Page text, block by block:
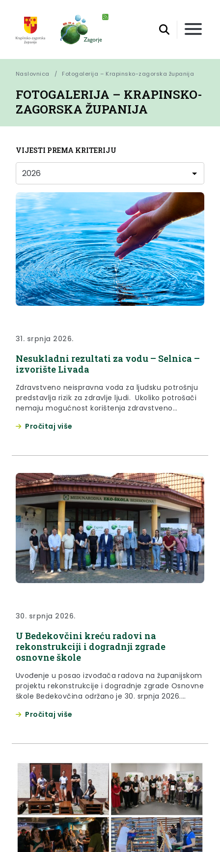
Naslovnica Fotogalerija – Krapinsko-zagorska županija
FOTOGALERIJA – KRAPINSKO-
ZAGORSKA ŽUPANIJA
VIJESTI PREMA KRITERIJU
31. srpnja 2026.
Nesukladni rezultati za vodu – Selnica –
izvorište Livada
Zdravstveno neispravna voda za ljudsku potrošnju
predstavlja rizik za zdravlje ljudi. Ukoliko potrošači
nemaju mogućnost korištenja zdravstveno
preporuča se mjera prokuhavanja vode prije
kuća vl. Krajačić...
Pročitaj više
30. srpnja 2026.
U Bedekovčini kreću radovi na
rekonstrukciji i dogradnji zgrade
osnovne škole
Uvođenje u posao izvođača radova na županijskom
projektu rekonstrukcije i dogradnje zgrade Osnovne
škole Bedekovčina održano je 30. srpnja 2026.
projektu u sklopu kojeg se planira dogradnja zgrade
Pročitaj više